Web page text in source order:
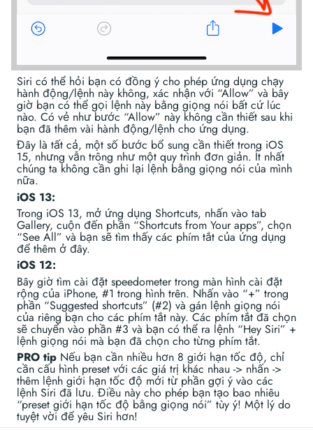
Siri có thể hỏi bạn có đồng ý cho phép ứng dụng chạy
hành động/lệnh này không, xác nhận với “Allow” và bây
giờ bạn có thể gọi lệnh này bằng giọng nói bất cứ lúc
nào. Có vẻ như bước “Allow” này không cần thiết sau khi
bạn đã thêm vài hành động/lệnh cho ứng dụng.
Đây là tất cả, một số bước bổ sung cần thiết trong iOS
15, nhưng vẫn trông như một quy trình đơn giản. Ít nhất
chúng ta không cần ghi lại lệnh bằng giọng nói của mình
nữa.
iOS 13:
Trong iOS 13, mở ứng dụng Shortcuts, nhấn vào tab
Gallery, cuộn đến phần “Shortcuts from Your apps”, chọn
“See All” và bạn sẽ tìm thấy các phím tắt của ứng dụng
để thêm ở đây.
iOS 12:
Bây giờ tìm cài đặt speedometer trong màn hình cài đặt
rộng của iPhone, #1 trong hình trên. Nhấn vào “+” trong
phần “Suggested shortcuts” (#2) và gán lệnh giọng nói
của riêng bạn cho các phím tắt này. Các phím tắt đã chọn
sẽ chuyển vào phần #3 và bạn có thể ra lệnh “Hey Siri” +
lệnh giọng nói mà bạn đã chọn cho từng phím tắt.
PRO tip Nếu bạn cần nhiều hơn 8 giới hạn tốc độ, chỉ
cần cấu hình preset với các giá trị khác nhau -> nhấn ->
thêm lệnh giới hạn tốc độ mới từ phần gợi ý vào các
lệnh Siri đã lưu. Điều này cho phép bạn tạo bao nhiêu
“preset giới hạn tốc độ bằng giọng nói” tùy ý! Một lý do
tuyệt vời để yêu Siri hơn!